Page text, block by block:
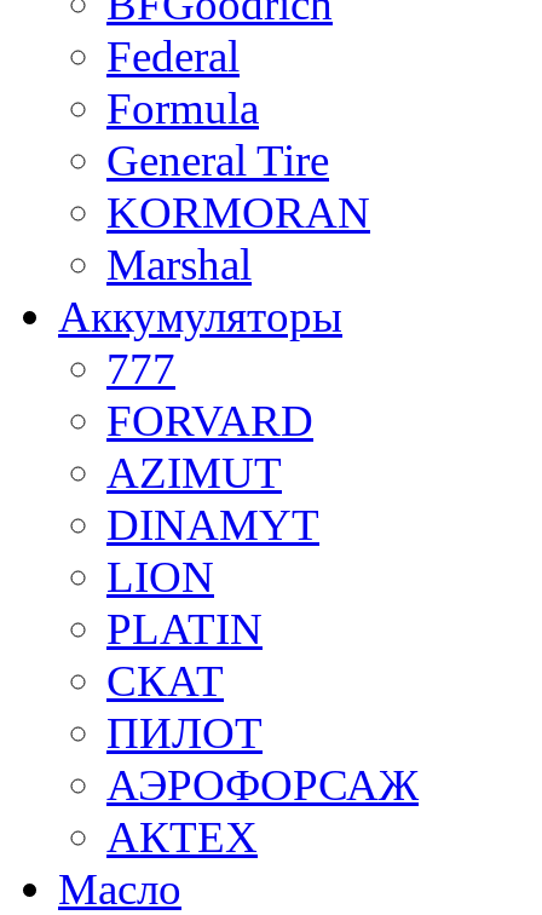
Federal
Formula
General Tire
KORMORAN
Marshal
Аккумуляторы
777
FORVARD
AZIMUT
DINAMYT
LION
PLATIN
СКАТ
ПИЛОТ
АЭРОФОРСАЖ
АКТЕХ
Масло